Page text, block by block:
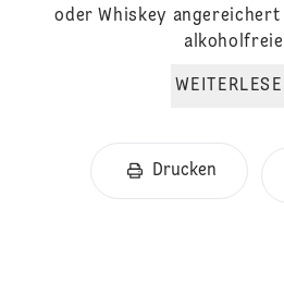
oder Whiskey
alkoholfreie
Drucken